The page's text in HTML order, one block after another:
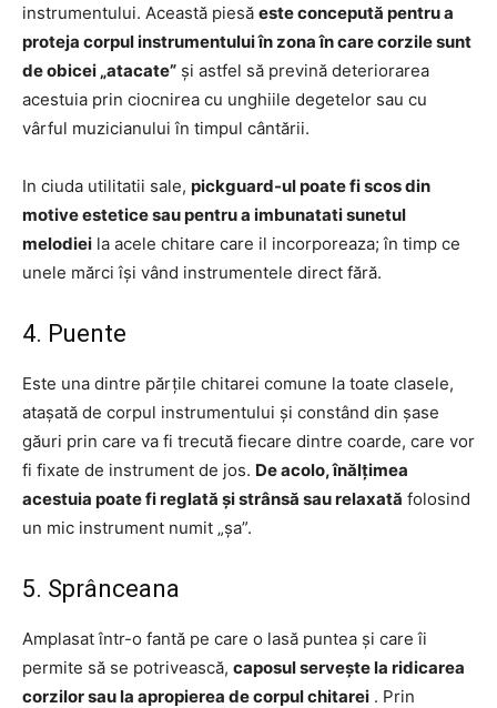
instrumentului. Această piesă este concepută pentru a
proteja corpul instrumentului în zona în care corzile sunt
de obicei „atacate” și astfel să prevină deteriorarea
acestuia prin ciocnirea cu unghiile degetelor sau cu
vârful muzicianului în timpul cântării.
In ciuda utilitatii sale, pickguard-ul poate fi scos din
motive estetice sau pentru a imbunatati sunetul
melodiei la acele chitare care il incorporeaza; în timp ce
unele mărci își vând instrumentele direct fără.
4. Puente
Este una dintre părțile chitarei comune la toate clasele,
atașată de corpul instrumentului și constând din șase
găuri prin care va fi trecută fiecare dintre coarde, care vor
fi fixate de instrument de jos. De acolo, înălțimea
acestuia poate fi reglată și strânsă sau relaxată folosind
un mic instrument numit „șa”.
5. Sprânceana
Amplasat într-o fantă pe care o lasă puntea și care îi
permite să se potrivească, caposul servește la ridicarea
corzilor sau la apropierea de corpul chitarei . Prin